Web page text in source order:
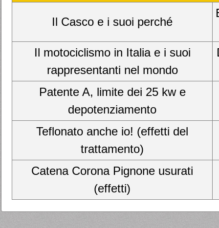
Il Casco e i suoi perché
Il motociclismo in Italia e i suoi
rappresentanti nel mondo
Patente A, limite dei 25 kw e
depotenziamento
Teflonato anche io! (effetti del
trattamento)
Catena Corona Pignone usurati
(effetti)